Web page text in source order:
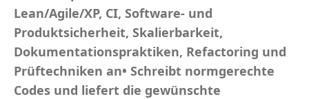
Lean/Agile/XP, CI, Software- und
Produktsicherheit, Skalierbarkeit,
Dokumentationspraktiken, Refactoring und
Prüftechniken an• Schreibt normgerechte
Codes und liefert die gewünschte